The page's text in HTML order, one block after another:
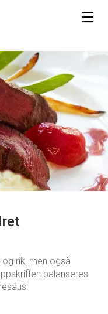
rik, men også
balanseres